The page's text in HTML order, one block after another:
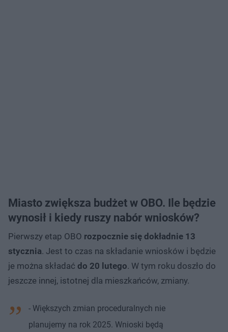
Miasto zwiększa budżet w OBO. Ile będzie
wynosił i kiedy ruszy nabór wniosków?
Pierwszy etap OBO rozpocznie się dokładnie 13
stycznia. Jest to czas na składanie wniosków i będzie
je można składać do 20 lutego. W tym roku doszło do
jeszcze innej, istotnej dla mieszkańców, zmiany.
- Większych zmian proceduralnych nie
planujemy na rok 2025. Wnioski będą